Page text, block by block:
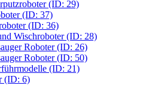
(ID: 29)
(ID: 37)
(ID: 36)
Wischroboter (ID: 28)
Roboter (ID: 26)
Roboter (ID: 50)
(ID: 21)
(ID: 6)